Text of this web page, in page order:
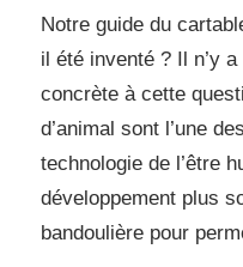
Notre guide du
il été inventé ? Il n’y
concrète à cette
d’animal sont l’une
technologie de l’être
développement plus
bandoulière pour